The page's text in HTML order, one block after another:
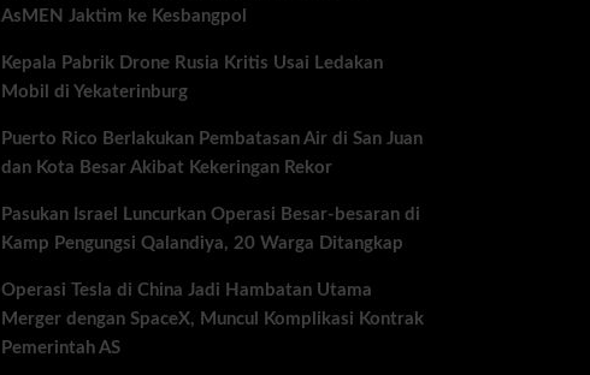
AsMEN Jaktim ke Kesbangpol
Kepala Pabrik Drone Rusia Kritis Usai Ledakan
Mobil di Yekaterinburg
Puerto Rico Berlakukan Pembatasan Air di San Juan
dan Kota Besar Akibat Kekeringan Rekor
Pasukan Israel Luncurkan Operasi Besar-besaran di
Kamp Pengungsi Qalandiya, 20 Warga Ditangkap
Operasi Tesla di China Jadi Hambatan Utama
Merger dengan SpaceX, Muncul Komplikasi Kontrak
Pemerintah AS